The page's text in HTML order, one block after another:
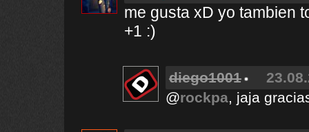
me gusta xD yo tambien
+1 :)
diego1001
@rockpa, jaja